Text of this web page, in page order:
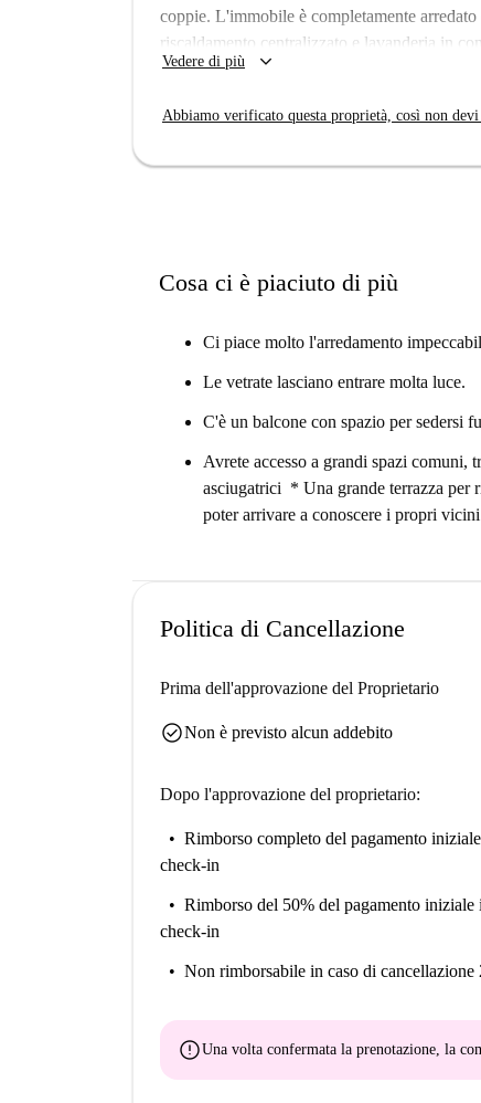
coppie. L'immobile è completamente
riscaldamento centralizzato e lavanderia in
Fi e biancheria da letto, sono comprese
Nelle vicinanze troverete il supermercato
Vedere di più keyboard_arrow_down
Abbiamo verificato questa proprietà, così non
Cosa ci è piaciuto di più
Ci piace molto l'arredamento
Le vetrate lasciano entrare molta luce.
C'è un balcone con spazio per sedersi
Avrete accesso a grandi spazi
asciugatrici * Una grande terrazza per
poter arrivare a conoscere i propri
Politica di Cancellazione
Prima dell'approvazione del Proprietario
check_circleNon è previsto alcun addebito
Dopo l'approvazione del proprietario:
Rimborso completo del pagamento iniziale
check-in
Rimborso del 50% del pagamento iniziale
check-in
Non rimborsabile in caso di
errorUna volta confermata la prenotazione, la